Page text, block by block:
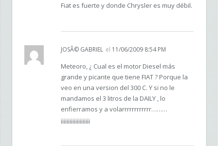
Fiat es fuerte y donde Chrysler es muy débil.
JOSÃ© GABRIEL el 11/06/2009 8:54 PM
Meteoro, ¿ Cual es el motor Diesel más
grande y picante que tiene FIAT ? Porque la
veo en una version del 300 C. Y si no le
mandamos el 3 litros de la DAILY , lo
enfierramos y a volarrrrrrrrrrrr………
¡¡¡¡¡¡¡¡¡¡¡¡¡¡¡¡¡¡¡¡